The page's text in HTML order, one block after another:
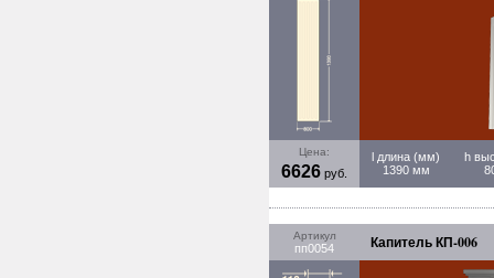
Цена:
6626 руб.
l длина (мм)
1390 мм
h
Артикул
пп0054 Капитель КП-006